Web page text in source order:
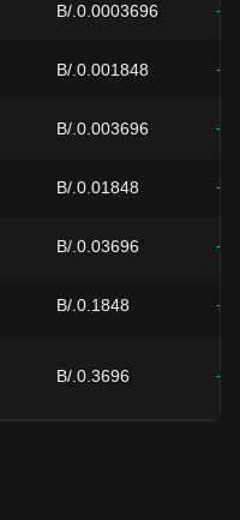
B/.0.0003696
B/.0.001848
B/.0.003696
B/.0.01848
B/.0.03696
B/.0.1848
B/.0.3696